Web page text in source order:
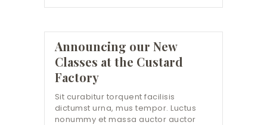
Announcing our New
Classes at the Custard
Factory
Sit curabitur torquent facilisis
dictumst urna, mus tempor. Luctus
nonummy et massa auctor auctor